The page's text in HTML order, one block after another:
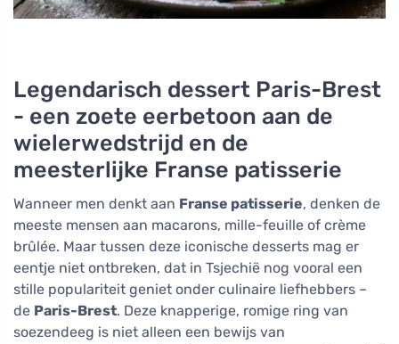
Legendarisch dessert Paris-Brest
- een zoete eerbetoon aan de
wielerwedstrijd en de
meesterlijke Franse patisserie
Wanneer men denkt aan Franse patisserie, denken de
meeste mensen aan macarons, mille-feuille of crème
brûlée. Maar tussen deze iconische desserts mag er
eentje niet ontbreken, dat in Tsjechië nog vooral een
stille populariteit geniet onder culinaire liefhebbers –
de Paris-Brest. Deze knapperige, romige ring van
soezendeeg is niet alleen een bewijs van